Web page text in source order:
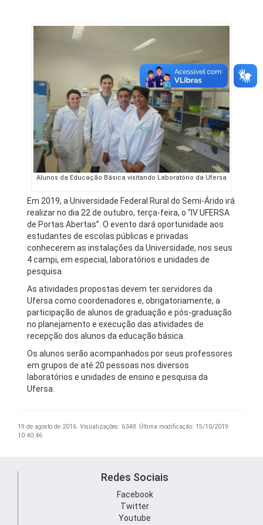
Alunos da Educação Básica visitando Laboratório da Ufersa
Em 2019, a Universidade Federal Rural do Semi-Árido irá
realizar no dia 22 de outubro, terça-feira, o “IV UFERSA
de Portas Abertas”. O evento dará oportunidade aos
estudantes de escolas públicas e privadas
conhecerem as instalações da Universidade, nos seus
4 campi, em especial, laboratórios e unidades de
pesquisa.
As atividades propostas devem ter servidores da
Ufersa como coordenadores e, obrigatoriamente, a
participação de alunos de graduação e pós-graduação
no planejamento e execução das atividades de
recepção dos alunos da educação básica.
Os alunos serão acompanhados por seus professores
em grupos de até 20 pessoas nos diversos
laboratórios e unidades de ensino e pesquisa da
Ufersa.
19 de agosto de 2016. Visualizações: 6348. Última modificação: 15/10/2019
10:40:46
Redes Sociais
Facebook
Twitter
Youtube